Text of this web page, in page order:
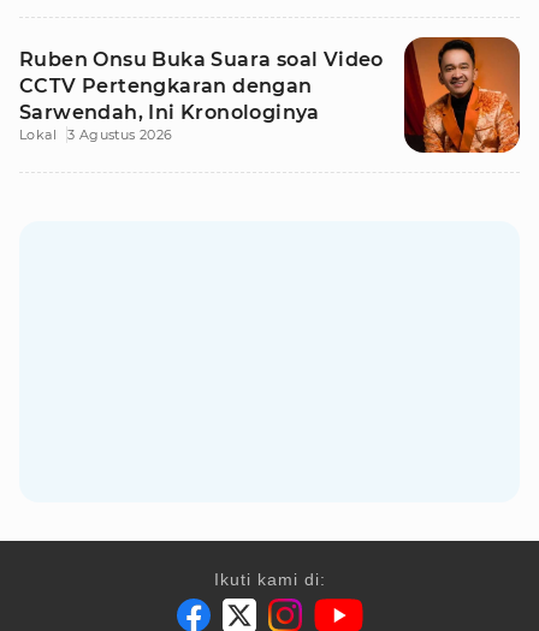
Ruben Onsu Buka Suara soal Video
CCTV Pertengkaran dengan
Sarwendah, Ini Kronologinya
Lokal 3 Agustus 2026
Ikuti kami di: